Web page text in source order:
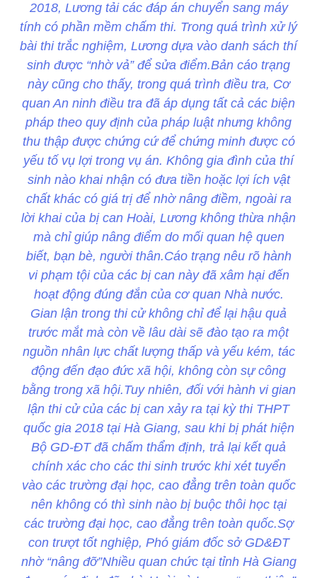
2018, Lương tải các đáp án chuyển sang máy
tính có phần mềm chấm thi. Trong quá trình xử lý
bài thi trắc nghiệm, Lương dựa vào danh sách thí
sinh được “nhờ vả” để sửa điểm.Bản cáo trạng
này cũng cho thấy, trong quá trình điều tra, Cơ
quan An ninh điều tra đã áp dụng tất cả các biện
pháp theo quy định của pháp luật nhưng không
thu thập được chứng cứ để chứng minh được có
yếu tố vụ lợi trong vụ án. Không gia đình của thí
sinh nào khai nhận có đưa tiền hoặc lợi ích vật
chất khác có giá trị để nhờ nâng điềm, ngoài ra
lời khai của bị can Hoài, Lương không thừa nhận
mà chỉ giúp nâng điểm do mối quan hệ quen
biết, bạn bè, người thân.Cáo trạng nêu rõ hành
vi phạm tội của các bị can này đã xâm hại đến
hoạt động đúng đắn của cơ quan Nhà nước.
Gian lận trong thi cử không chỉ để lại hậu quả
trước mắt mà còn về lâu dài sẽ đào tạo ra một
nguồn nhân lực chất lượng thấp và yếu kém, tác
động đến đạo đức xã hội, không còn sự công
bằng trong xã hội.Tuy nhiên, đối với hành vi gian
lận thi cử của các bị can xảy ra tại kỳ thi THPT
quốc gia 2018 tại Hà Giang, sau khi bị phát hiện
Bộ GD-ĐT đã chấm thẩm định, trả lại kết quả
chính xác cho các thi sinh trước khi xét tuyển
vào các trường đại học, cao đẳng trên toàn quốc
nên không có thì sinh nào bị buộc thôi học tại
các trường đại học, cao đẳng trên toàn quốc.Sợ
con trượt tốt nghiệp, Phó giám đốc sở GD&ĐT
nhờ “nâng đỡ”Nhiều quan chức tại tỉnh Hà Giang